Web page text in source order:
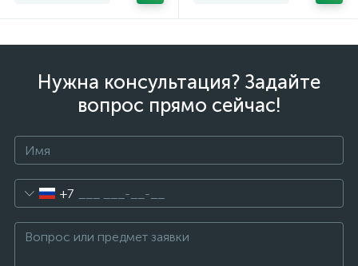
Нужна консультация? Задайте
вопрос прямо сейчас!
+7